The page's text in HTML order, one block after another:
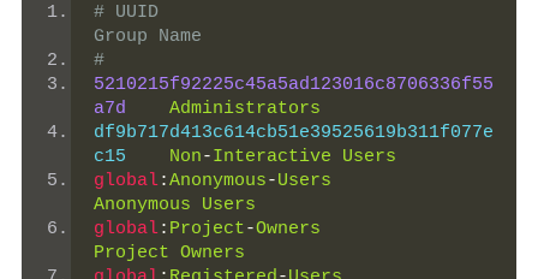
# UUID
Group Name
#
5210215f92225c45a5ad123016c8706336f55
a7d
Administrators
df9b717d413c614cb51e39525619b311f077e
c15 Non-Interactive
Users
global:Anonymous-Users
Anonymous
Users
global: Project-Owners
Project Owners